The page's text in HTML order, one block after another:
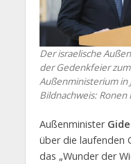
Der israelische
der Gedenkfeier
Außenministerium in
Bildnachweis: Ronen
Außenminister
über die laufenden
das „Wunder der